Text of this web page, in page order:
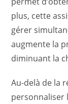
plus, cette
gérer
augmente la
diminuant la
Au-delà de la
personnaliser